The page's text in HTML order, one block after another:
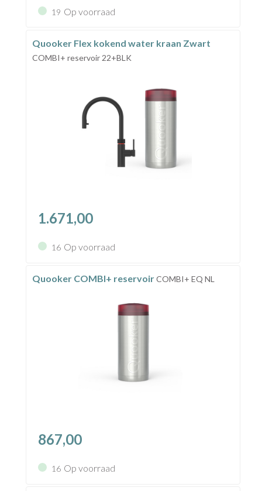
19 Op voorraad
Quooker Flex kokend water kraan Zwart
COMBI+ reservoir 22+BLK
1.671,00
16 Op voorraad
Quooker COMBI+ reservoirCOMBI+ EQ NL
867,00
16 Op voorraad